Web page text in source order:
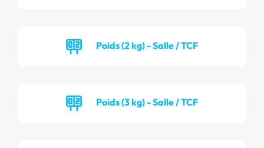
Poids (2 kg) - Salle / TCF
Poids (3 kg) - Salle / TCF